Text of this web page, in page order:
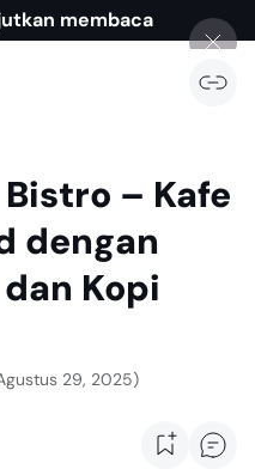
membaca
– Kafe
dengan
Kopi
29, 2025)